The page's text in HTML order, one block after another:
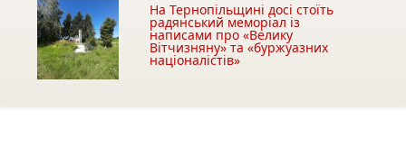
На Тернопільщині досі стоїть
радянський меморіал із
написами про «Велику
Вітчизняну» та «буржуазних
націоналістів»